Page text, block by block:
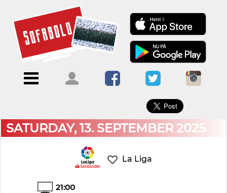
Menu
ForsideKalendere
Blogs
Om
Sofabold
Kontakt
bruger
ind
×
SATURDAY, 13. SEPTEMBER 2025
La Liga
21:00